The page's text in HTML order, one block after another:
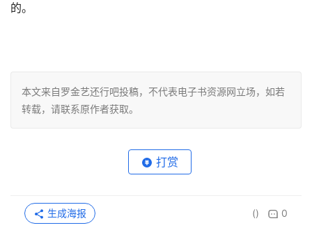
的。
本文来自罗金艺还行吧投稿，不代表电子书资源网立场，如若
转载，请联系原作者获取。
打赏
() 0
生成海报